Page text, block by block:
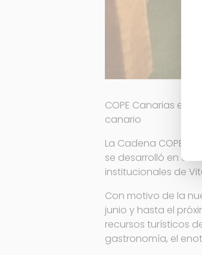
COPE Canarias
canario
La Cadena COPE
se desarrolló en el
institucionales de
Con motivo de la
junio y hasta el
recursos turísticos
gastronomía, el